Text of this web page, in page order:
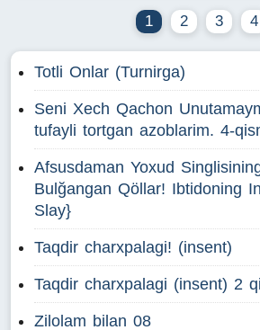
1 2 3 4
Totli Onlar (Turnirga)
Seni Xech Qachon
tufayli tortgan azoblarim. 4-
Afsusdaman Yoxud
Bulğangan Qöllar! Ibtidoning
Slay}
Taqdir charxpalagi! (insent)
Taqdir charxpalagi (insent) 2
Zilolam bilan 08